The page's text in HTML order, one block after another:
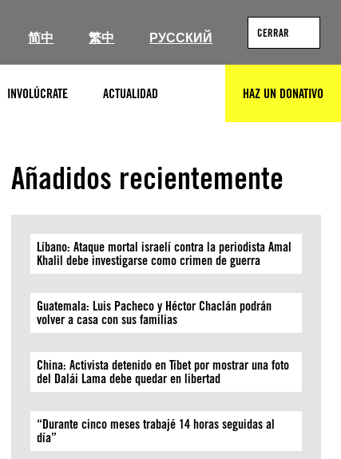
简中 繁中 РУССКИЙ CERRAR
INVOLÚCRATE ACTUALIDAD HAZ UN DONATIVO
Añadidos recientemente
Líbano: Ataque mortal israelí contra la periodista Amal
Khalil debe investigarse como crimen de guerra
Guatemala: Luis Pacheco y Héctor Chaclán podrán
volver a casa con sus familias
China: Activista detenido en Tíbet por mostrar una foto
del Dalái Lama debe quedar en libertad
“Durante cinco meses trabajé 14 horas seguidas al
día”